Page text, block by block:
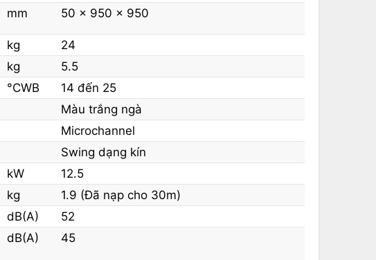
mm 50 x 950 x 950
kg
24
kg
5.5
°CWB
14 đến 25
Màu trắng ngà
Microchannel
Swing dạng kín
kW
12.5
kg
1.9 (Đã nạp cho 30m)
dB(A)
52
dB(A) 45